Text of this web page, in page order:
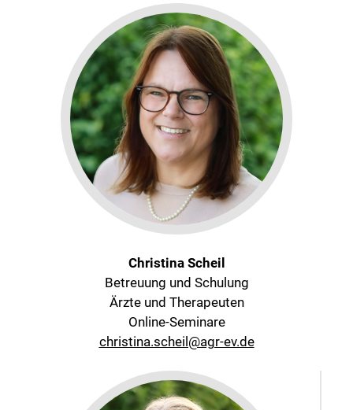
Christina Scheil
Betreuung und Schulung
Ärzte und Therapeuten
Online-Seminare
christina.scheil@agr-ev.de